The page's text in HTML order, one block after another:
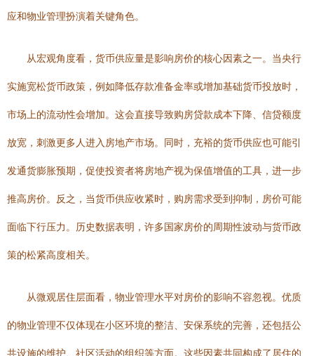
应和物业管理扮演着关键角色。
从宏观角度看，货币供应量是影响房价的核心因素之一。当央行
实施宽松货币政策，例如降低存款准备金率或增加基础货币投放时，
市场上的流动性会增加。这会直接导致购房贷款成本下降、信贷额度
放宽，刺激更多人进入房地产市场。同时，充裕的货币供应也可能引
发通货膨胀预期，促使投资者将房地产视为保值增值的工具，进一步
推高房价。反之，当货币供应收紧时，购房需求受到抑制，房价可能
面临下行压力。历史数据表明，许多国家房价的周期性波动与货币政
策的松紧高度相关。
从微观居住层面看，物业管理水平对房价的影响不容忽视。优质
的物业管理不仅体现在小区环境的整洁、安保系统的完善，还包括公
共设施的维护、社区活动的组织等方面。这些因素共同构成了居住的